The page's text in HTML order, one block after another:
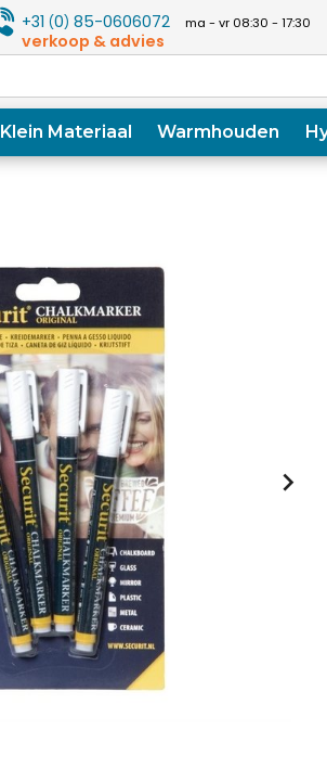
+31(0) 85-0606072 ma - vr 08:30 - 17:30
verkoop & advies
Klein Materiaal Warmhouden